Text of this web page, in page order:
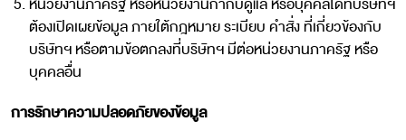
ต้องเปิดเผยข้อมูล ภายใต้กฎหมาย ระเบียบ คำสั่ง ที่เกี่ยวข้องกับ
บริษัทฯ หรือตามข้อตกลงที่บริษัทฯ มีต่อหน่วยงานภาครัฐ หรือ
บุคคลอื่น
การรักษาความปลอดภัยของข้อมูล